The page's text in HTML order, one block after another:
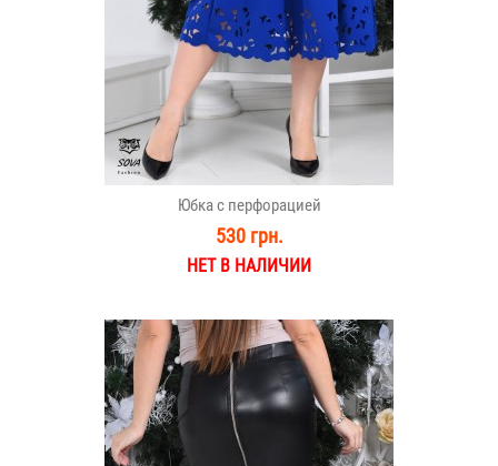
Юбка с перфорацией
530 грн.
НЕТ В НАЛИЧИИ